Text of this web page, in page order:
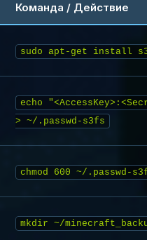
Команда / Действие
sudo apt-get install
echo
> ~/.passwd-s3fs
chmod 600 ~/.passwd-
mkdir ~/